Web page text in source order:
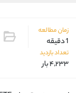
زمان مطالعه
1 دقیقه
تعداد بازدید
۴,۲۳۳ بار